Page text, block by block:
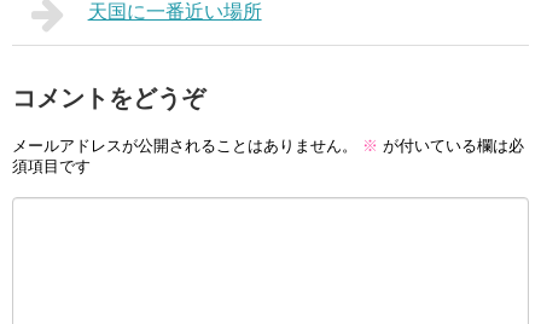
天国に一番近い場所
コメントをどうぞ
メールアドレスが公開されることはありません。 ※ が付いている欄は必
須項目です